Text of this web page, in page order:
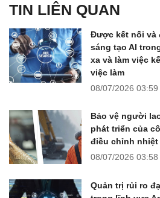
TIN LIÊN QUAN
Được kết nối và
sáng tạo AI
xa và làm việc
việc làm
08/07/2026 03:59
Bảo vệ người
phát triển của
điều chỉnh nhiệt
08/07/2026 03:58
Quản trị rủi ro